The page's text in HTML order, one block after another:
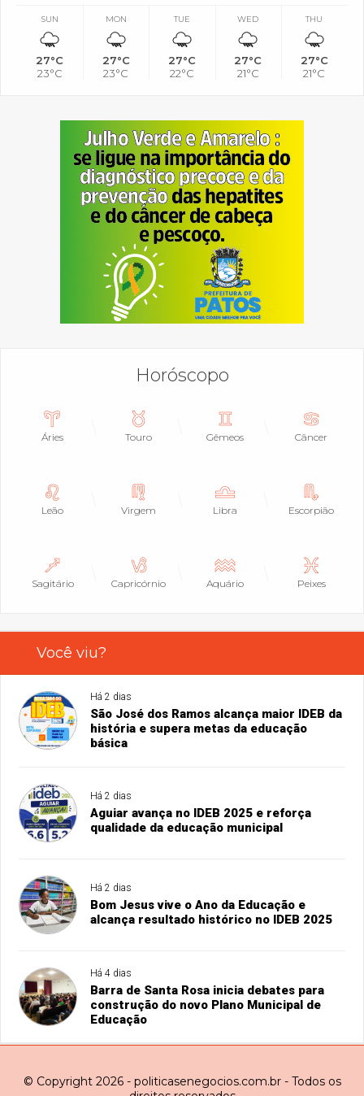
SUN
27°C
23°C
MON
27°C
23°C
TUE
27°C
22°C
WED
27°C
21°C
THU
27°C
21°C
Horóscopo
Áries Touro Gêmeos Câncer
Leão Virgem Libra Escorpião
Sagitário Capricórnio Aquário Peixes
Você viu?
Há 2 dias
São José dos Ramos alcança maior IDEB da
história e supera metas da educação
básica
Há 2 dias
Aguiar avança no IDEB 2025 e reforça
qualidade da educação municipal
Há 2 dias
Bom Jesus vive o Ano da Educação e
alcança resultado histórico no IDEB 2025
Há 4 dias
Barra de Santa Rosa inicia debates para
construção do novo Plano Municipal de
Educação
© Copyright 2026 - politicasenegocios.com.br - Todos os